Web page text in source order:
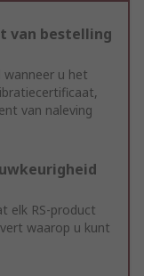
van bestelling
wanneer u het
van naleving
elk RS-product
waarop u kunt